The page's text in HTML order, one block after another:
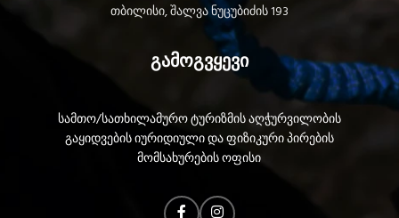
თბილისი, შალვა ნუცუბიძის 193
გამოგვყევი
სამთო/სათხილამურო ტურიზმის აღჭურვილობის
გაყიდვების იურიდიული და ფიზიკური პირების
მომსახურების ოფისი